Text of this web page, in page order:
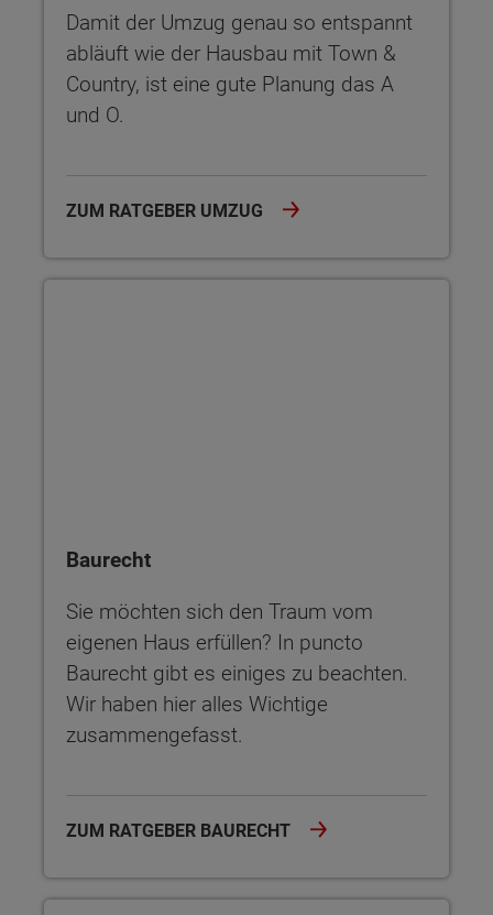
Damit der Umzug genau so entspannt
abläuft wie der Hausbau mit Town &
Country, ist eine gute Planung das A
und O.
ZUM RATGEBER UMZUG
Baurecht
Sie möchten sich den Traum vom
eigenen Haus erfüllen? In puncto
Baurecht gibt es einiges zu beachten.
Wir haben hier alles Wichtige
zusammengefasst.
ZUM RATGEBER BAURECHT